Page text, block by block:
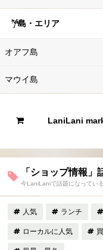
島・エリア
オアフ島
マウイ島
LaniLani
「ショップ情報」
今LaniLaniで話題になってい
人気 ランチ
ローカルに人気